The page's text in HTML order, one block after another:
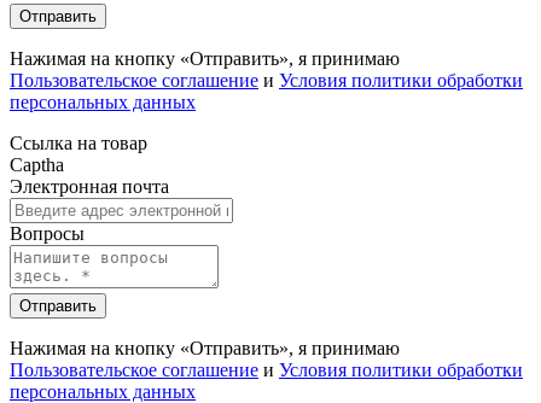
Отправить
Нажимая на кнопку «Отправить», я принимаю
Пользовательское соглашение и Условия политики обработки
персональных данных
Ссылка на товар
Captha
Электронная почта
Вопросы
Отправить
Нажимая на кнопку «Отправить», я принимаю
Пользовательское соглашение и Условия политики обработки
персональных данных